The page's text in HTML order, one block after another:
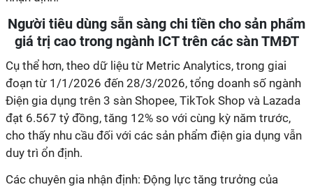
Người tiêu dùng sẵn sàng chi tiền cho sản phẩm
giá trị cao trong ngành ICT trên các sàn TMĐT
Cụ thể hơn, theo dữ liệu từ Metric Analytics, trong giai
đoạn từ 1/1/2026 đến 28/3/2026, tổng doanh số ngành
Điện gia dụng trên 3 sàn Shopee, TikTok Shop và Lazada
đạt 6.567 tỷ đồng, tăng 12% so với cùng kỳ năm trước,
cho thấy nhu cầu đối với các sản phẩm điện gia dụng vẫn
duy trì ổn định.
Các chuyên gia nhận định: Động lực tăng trưởng của